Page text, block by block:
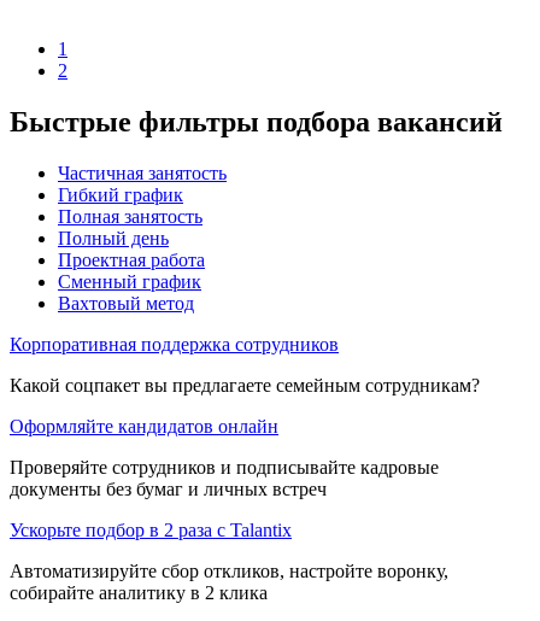
1
2
Быстрые фильтры подбора вакансий
Частичная занятость
Гибкий график
Полная занятость
Полный день
Проектная работа
Сменный график
Вахтовый метод
Корпоративная поддержка сотрудников
Какой соцпакет вы предлагаете семейным сотрудникам?
Оформляйте кандидатов онлайн
Проверяйте сотрудников и подписывайте кадровые
документы без бумаг и личных встреч
Ускорьте подбор в 2 раза с Talantix
Автоматизируйте сбор откликов, настройте воронку,
собирайте аналитику в 2 клика